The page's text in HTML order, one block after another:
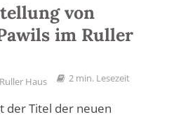
von
im Ruller
Ruller Haus 2 min. Lesezeit
der Titel der neuen